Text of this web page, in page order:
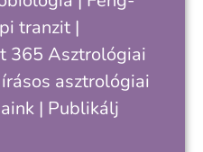
tranzit |
365 Asztrológiai
írásos asztrológiai
| Publikálj